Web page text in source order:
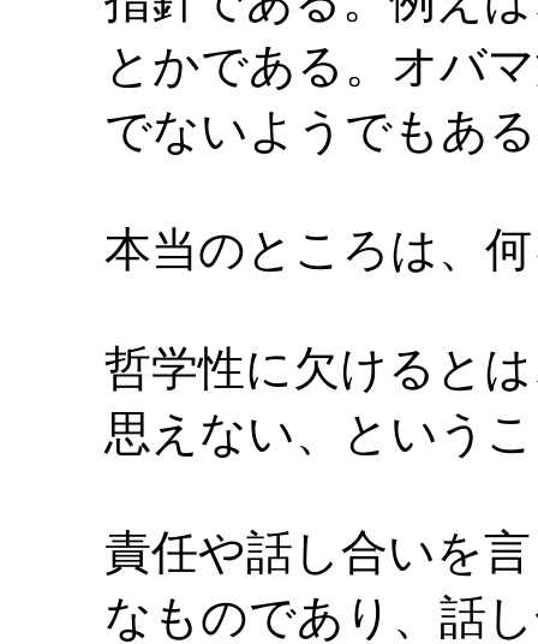
とかである。オバ
でないようでもあ
本当のところは、
哲学性に欠けると
思えない、という
責任や話し合いを
なものであり、話